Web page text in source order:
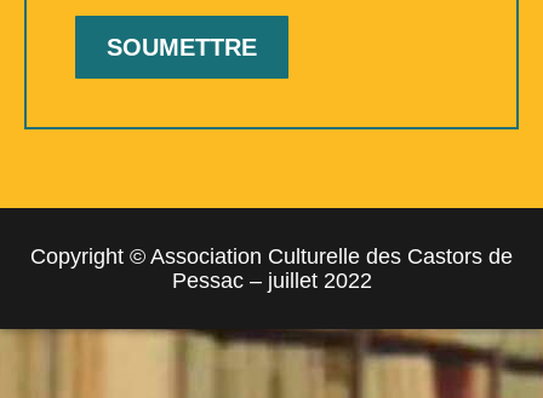
Copyright © Association Culturelle des Castors de
Pessac – juillet 2022